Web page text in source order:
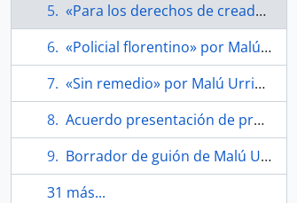
«Para los derechos de creadores de teatro, cine y audiovisuales: ATV»
«Policial florentino» por Malú Urriola
«Sin remedio» por Malú Urriola
Acuerdo presentación de proyectos entre Malú Urriola y MEGA
Borrador de guión de Malú Urriola
31 más...